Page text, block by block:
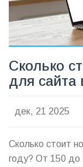
Сколько
для сайта
дек, 21 2025
Сколько стоит
году? От 150 до